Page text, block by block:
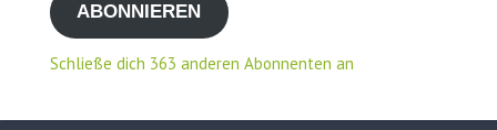
AdresseABONNIEREN
Schließe dich 363 anderen Abonnenten an